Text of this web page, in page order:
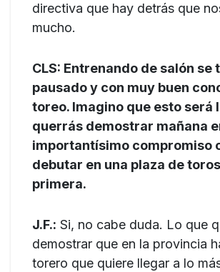
directiva que hay detrás que
mucho.
CLS: Entrenando de salón se
pausado y con muy buen
toreo. Imagino que esto será
querrás demostrar mañana
importantísimo compromiso
debutar en una plaza de
primera.
J.F.: Si, no cabe duda. Lo que
demostrar que en la provincia
torero que quiere llegar a lo